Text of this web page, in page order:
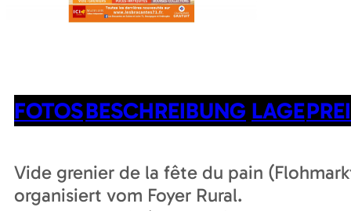
FOTOSBESCHREIBUNG LAGE
Vide grenier de la fête du pain
organisiert vom Foyer Rural.